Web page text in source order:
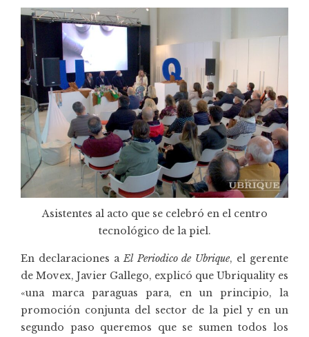
Asistentes al acto que se celebró en el centro
tecnológico de la piel.
En declaraciones aEl Periodico de Ubrique, el gerente
de Movex, Javier Gallego, explicó que Ubriquality es
«una marca paraguas para, en un principio, la
promoción conjunta del sector de la piel y en un
segundo paso queremos que se sumen todos los